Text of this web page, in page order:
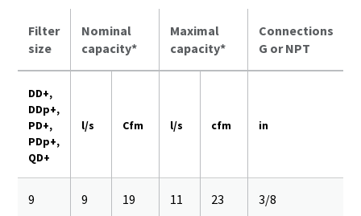
Filter
size
Nominal
capacity*
Maximal
capacity*
Connections
G or NPT
DD+,
DDp+,
PD+,
PDp+,
QD+
l/s Cfm l/s cfm in
9 9 19 11 23 3/8